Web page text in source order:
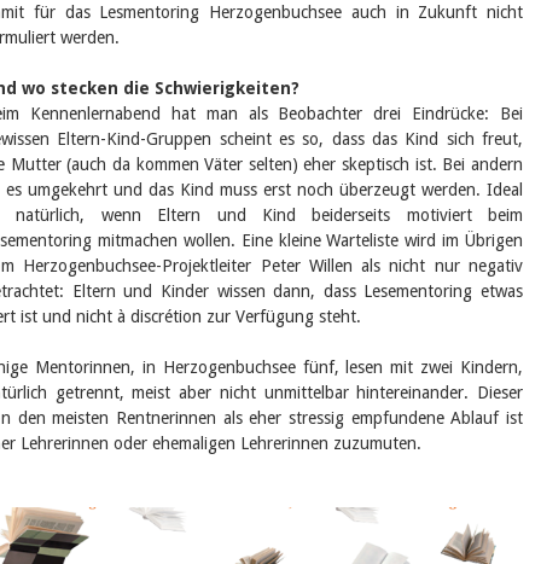
für das Lesmentoring Herzogenbuchsee auch in Zukunft nicht
werden.
wo stecken die Schwierigkeiten?
Kennenlernabend hat man als Beobachter drei Eindrücke: Bei
Eltern-Kind-Gruppen scheint es so, dass das Kind sich freut,
Mutter (auch da kommen Väter selten) eher skeptisch ist. Bei andern
es umgekehrt und das Kind muss erst noch überzeugt werden. Ideal
natürlich, wenn Eltern und Kind beiderseits motiviert beim
mitmachen wollen. Eine kleine Warteliste wird im Übrigen
Herzogenbuchsee-Projektleiter Peter Willen als nicht nur negativ
Eltern und Kinder wissen dann, dass Lesementoring etwas
ist und nicht à discrétion zur Verfügung steht.
Mentorinnen, in Herzogenbuchsee fünf, lesen mit zwei Kindern,
getrennt, meist aber nicht unmittelbar hintereinander. Dieser
den meisten Rentnerinnen als eher stressig empfundene Ablauf ist
Lehrerinnen oder ehemaligen Lehrerinnen zuzumuten.